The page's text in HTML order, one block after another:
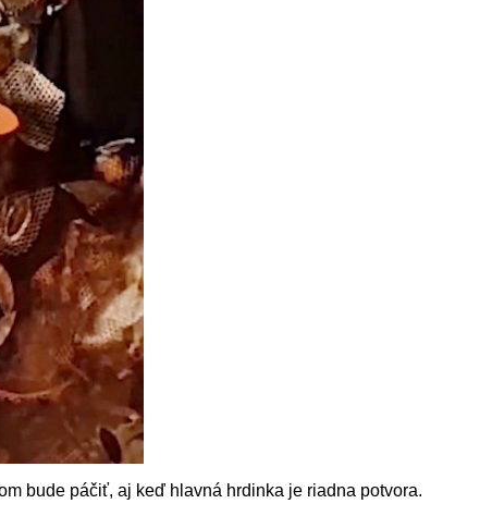
bude páčiť, aj keď hlavná hrdinka je riadna potvora.